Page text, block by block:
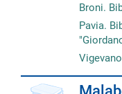
Broni.
Pavia.
copertina